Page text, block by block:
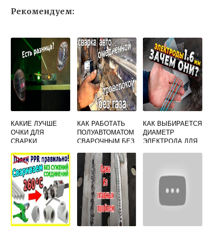
Рекомендуем:
КАКИЕ ЛУЧШЕ
ОЧКИ ДЛЯ
СВАРКИ
КАК РАБОТАТЬ
ПОЛУАВТОМАТОМ
СВАРОЧНЫМ БЕЗ
ПРОВОЛОКОЙ
КАК ВЫБИРАЕТСЯ
ДИАМЕТР
ЭЛЕКТРОДА ДЛЯ